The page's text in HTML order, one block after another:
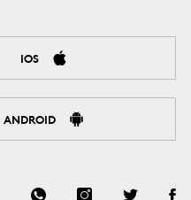
IOS
ANDROID